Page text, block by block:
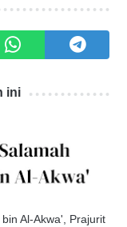
ini
Al-Akwa', Prajurit